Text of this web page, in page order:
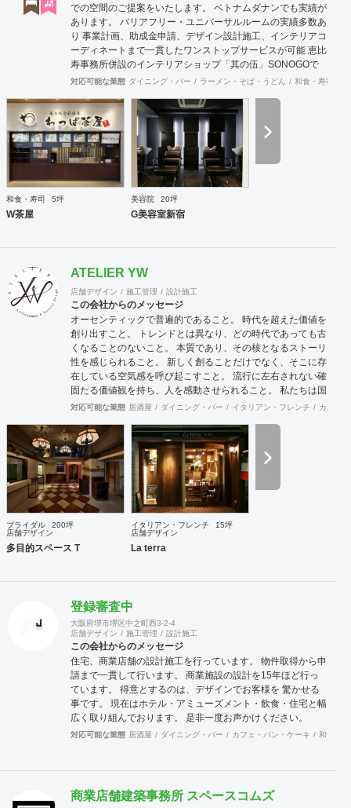
での空間のご提案をいたします。 ベトナムダナンでも実績が
あります。 バリアフリー・ユニバーサルルームの実績多数あ
り 事業計画、助成金申請、デザイン設計施工、インテリアコ
ーディネートまで一貫したワンストップサービスが可能 恵比
寿事務所併設のインテリアショップ「其の伍」SONOGOで
はオリジナル家具をはじめアンティーク骨董家具の販売もし
対応可能な業態 ダイニング・バー ラーメン・そば・うどん 和食・寿司
和食・寿司 5坪
W茶屋
美容院 20坪
G美容室新宿
ATELIER YW
店舗デザイン 施工管理 設計施工
この会社からのメッセージ
オーセンティックで普遍的であること。 時代を超えた価値を
創り出すこと。 トレンドとは異なり、どの時代であっても古
くなることのないこと。 本質であり、その核となるストーリ
性を感じられること。 新しく創ることだけでなく、そこに存
在している空気感を呼び起こすこと。 流行に左右されない確
固たる価値観を持ち、人を感動させられること。 私たちは国
際的なバランス感覚を持ちながら、 柔軟に設計デザインする
続けていきたいと考えています。
対応可能な業態 居酒屋 ダイニング・バー イタリアン・フレンチ カフェ
ブライダル
200坪
店舗デザイン
多目的スペース T
イタリアン・フレンチ
15坪
店舗デザイン
La terra
登録審査中
大阪府堺市堺区中之町西3-2-4
店舗デザイン
施工管理 設計施工
この会社からのメッセージ
住宅、商業店舗の設計施工を行っています。 物件取得から申
請まで一貫して行います。 商業施設の設計を15年ほど行っ
ています。 得意とするのは、デザインでお客様を 驚かせる
事です。 現在はホテル・アミューズメント・飲食・住宅と幅
広く取り組んでおります。 是非一度お声かけください。
対応可能な業態 居酒屋 ダイニング・バー カフェ・パン・ケーキ 和食・
商業店舗建築事務所 スペースコムズ